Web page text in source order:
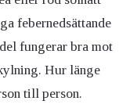
febernedsättande
fungerar bra mot
Hur länge
till person.